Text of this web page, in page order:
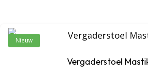
Vergaderstoel
Nieuw